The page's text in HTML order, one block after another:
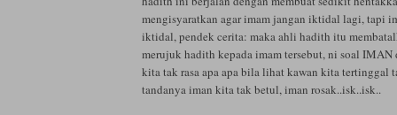
mengisyaratkan agar imam jangan iktidal lagi, tapi
iktidal, pendek cerita: maka ahli hadith itu
merujuk hadith kepada imam tersebut, ni soal
kita tak rasa apa apa bila lihat kawan kita tertinggal
tandanya iman kita tak betul, iman rosak..isk..isk..